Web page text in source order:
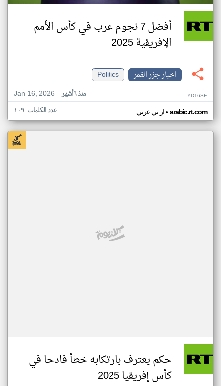
أفضل 7 نجوم عرب في كأس الأمم
الإفريقية 2025
اخبار جزر القمر
Politics
Jan 16, 2026
منذ ٦ أشهر YD16SE
ار تي عربي• arabic.rt.com عدد الكلمات: ١٠٩
حكم يعترف بارتكابه خطأ فادحا في
كأس إفريقيا 2025